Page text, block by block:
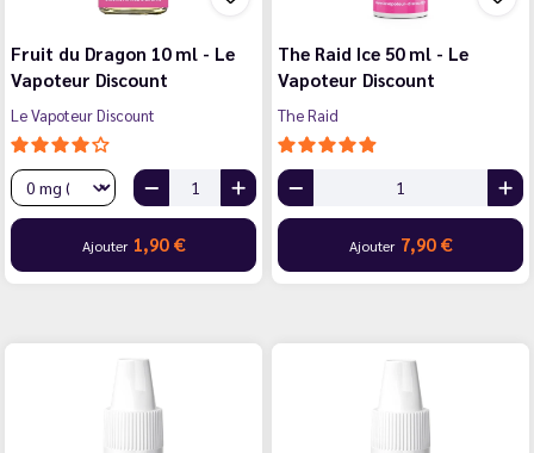
Fruit du Dragon 10 ml - Le
Vapoteur Discount
Le Vapoteur Discount
Ajouter 1,90 €
The Raid Ice 50 ml - Le
Vapoteur Discount
The Raid
Ajouter 7,90 €